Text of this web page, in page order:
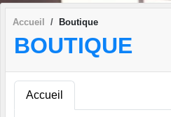
Accueil Boutique
BOUTIQUE
Accueil